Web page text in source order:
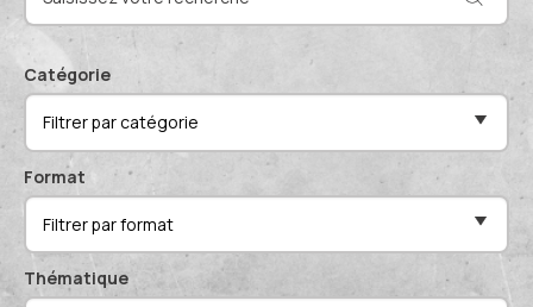
Conférences de professionnels
Publications scientifiques
Proposer mes compétences
Catégorie
Filtrer par catégorie
Format
Filtrer par format
Thématique